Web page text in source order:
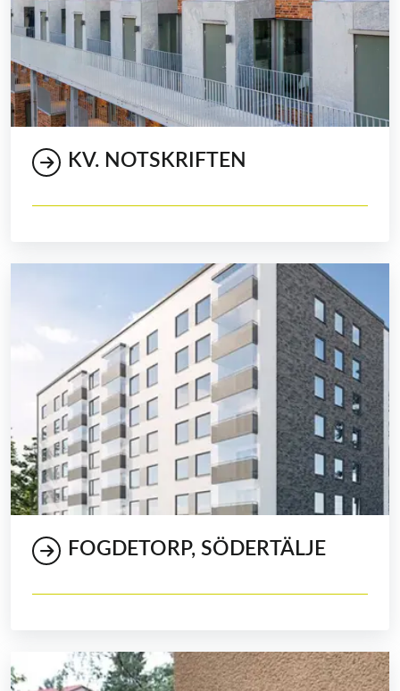
KV. NOTSKRIFTEN
FOGDETORP, SÖDERTÄLJE